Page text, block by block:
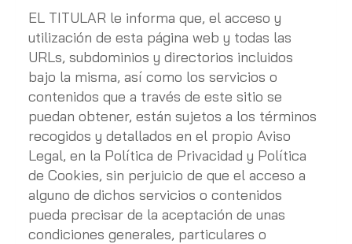
EL TITULAR le informa que, el acceso y
utilización de esta página web y todas las
URLs, subdominios y directorios incluidos
bajo la misma, así como los servicios o
contenidos que a través de este sitio se
puedan obtener, están sujetos a los términos
recogidos y detallados en el propio Aviso
Legal, en la Política de Privacidad y Política
de Cookies, sin perjuicio de que el acceso a
alguno de dichos servicios o contenidos
pueda precisar de la aceptación de unas
condiciones generales, particulares o